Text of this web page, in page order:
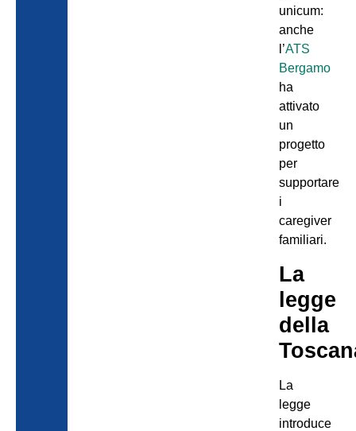
unicum:
anche
l’ATS
Bergamo
ha
attivato
un
progetto
per
supportare
i
caregiver
familiari.
La
legge
della
La
legge
introduce